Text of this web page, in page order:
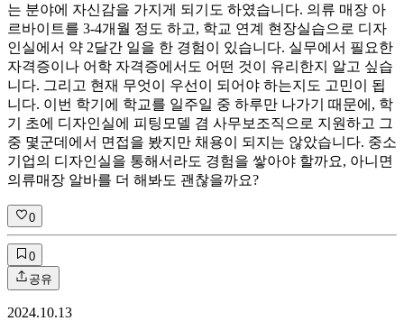
는 분야에 자신감을 가지게 되기도 하였습니다. 의류 매장 아
르바이트를 3-4개월 정도 하고, 학교 연계 현장실습으로 디자
인실에서 약 2달간 일을 한 경험이 있습니다. 실무에서 필요한
자격증이나 어학 자격증에서도 어떤 것이 유리한지 알고 싶습
니다. 그리고 현재 무엇이 우선이 되어야 하는지도 고민이 됩
니다. 이번 학기에 학교를 일주일 중 하루만 나가기 때문에, 학
기 초에 디자인실에 피팅모델 겸 사무보조직으로 지원하고 그
중 몇군데에서 면접을 봤지만 채용이 되지는 않았습니다. 중소
기업의 디자인실을 통해서라도 경험을 쌓아야 할까요, 아니면
의류매장 알바를 더 해봐도 괜찮을까요?
0
0
공유
2024.10.13